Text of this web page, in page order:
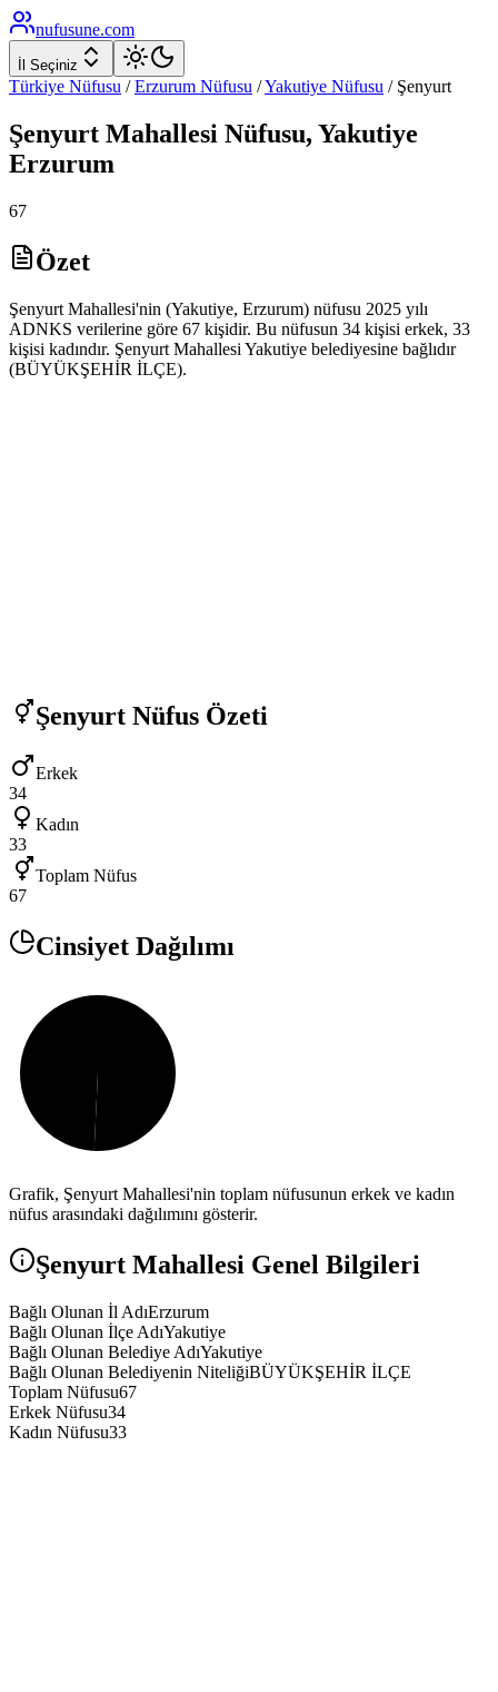
nufusune.com
İl Seçiniz
Türkiye Nüfusu / Erzurum Nüfusu /Yakutiye Nüfusu / Şenyurt
Şenyurt Mahallesi Nüfusu, Yakutiye
Erzurum
67
Özet
Şenyurt Mahallesi'nin (Yakutiye, Erzurum) nüfusu 2025 yılı
ADNKS verilerine göre 67 kişidir. Bu nüfusun 34 kişisi erkek, 33
kişisi kadındır. Şenyurt Mahallesi Yakutiye belediyesine bağlıdır
(BÜYÜKŞEHİR İLÇE).
Şenyurt Nüfus Özeti
Erkek
34
Kadın
33
Toplam Nüfus
67
Cinsiyet Dağılımı
Grafik, Şenyurt Mahallesi'nin toplam nüfusunun erkek ve kadın
nüfus arasındaki dağılımını gösterir.
Şenyurt Mahallesi Genel Bilgileri
Bağlı Olunan İl AdıErzurum
Bağlı Olunan İlçe AdıYakutiye
Bağlı Olunan Belediye AdıYakutiye
Bağlı Olunan Belediyenin NiteliğiBÜYÜKŞEHİR İLÇE
Toplam Nüfusu67
Erkek Nüfusu34
Kadın Nüfusu33